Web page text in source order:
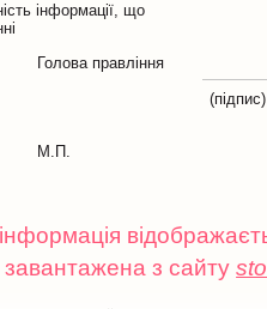
інформації, що
Голова правління
(підпис)
М.П.
з сайту